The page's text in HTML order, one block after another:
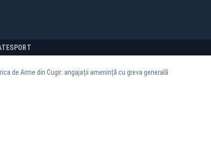
SPORT
de Arme din Cugir: angajații amenință cu greva generală